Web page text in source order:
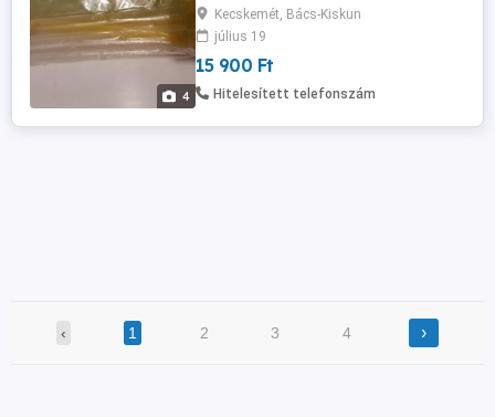
4
doboz nincs! HP Colour LaserJet 4700 HP
Colour LaserJet 4700dn HP Colour
LaserJet 4700dtn HP Colour LaserJet
4700n HP Colour LaserJet 4700ph Plus
Kecskemét, Bács-Kiskun
július 19
15 900 Ft
Hitelesített telefonszám
‹ 1 2 3 4 ›